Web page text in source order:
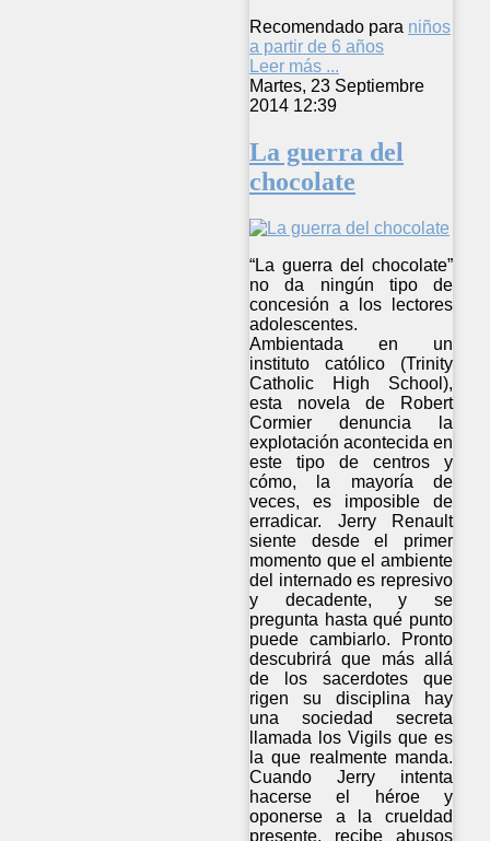
Recomendado para niños
a partir de 6 años
Leer más ...
Martes, 23 Septiembre
2014 12:39
La guerra del
chocolate
“La guerra del chocolate”
no da ningún tipo de
concesión a los lectores
adolescentes.
Ambientada en un
instituto católico (Trinity
Catholic High School),
esta novela de Robert
Cormier denuncia la
explotación acontecida en
este tipo de centros y
cómo, la mayoría de
veces, es imposible de
erradicar. Jerry Renault
siente desde el primer
momento que el ambiente
del internado es represivo
y decadente, y se
pregunta hasta qué punto
puede cambiarlo. Pronto
descubrirá que más allá
de los sacerdotes que
rigen su disciplina hay
una sociedad secreta
llamada los Vigils que es
la que realmente manda.
Cuando Jerry intenta
hacerse el héroe y
oponerse a la crueldad
presente, recibe abusos